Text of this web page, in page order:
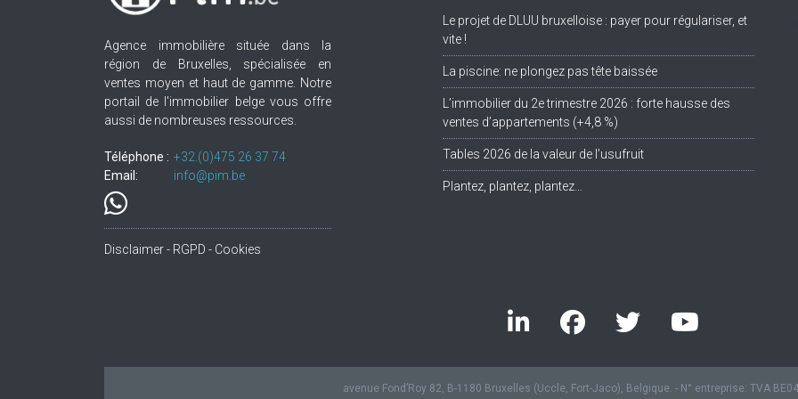
Agence immobilière située dans la
région de Bruxelles, spécialisée en
ventes moyen et haut de gamme. Notre
portail de l'immobilier belge vous offre
aussi de nombreuses ressources.
Téléphone : +32.(0)475 26 37 74
Email:
info@pim.be
Disclaimer - RGPD - Cookies
Le projet de DLUU bruxelloise : payer pour régulariser, et
vite !
La piscine: ne plongez pas tête baissée
L’immobilier du 2e trimestre 2026 : forte hausse des
ventes d’appartements (+4,8 %)
Tables 2026 de la valeur de l’usufruit
Plantez, plantez, plantez…
avenue Fond’Roy 82, B-1180 Bruxelles (Uccle, Fort-Jaco), Belgique. - N° entreprise: TVA